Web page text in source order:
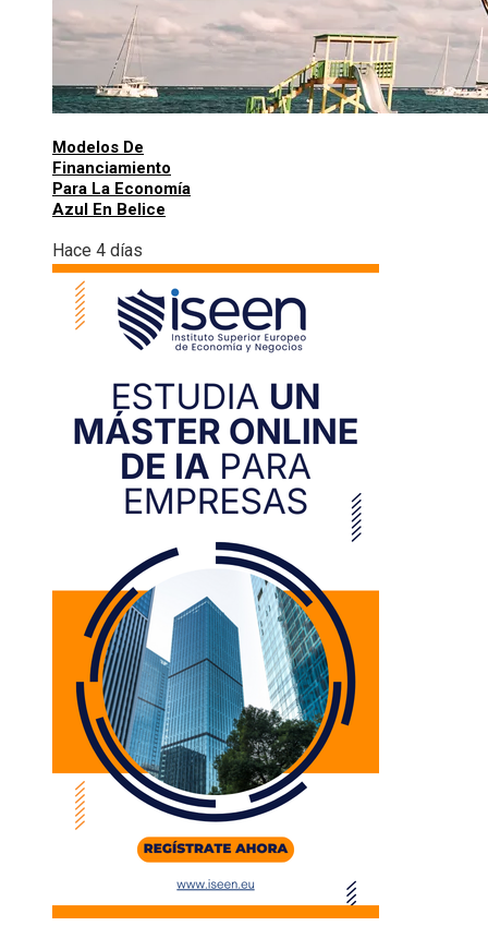
Modelos De
Financiamiento
Para La Economía
Azul En Belice
Hace 4 días